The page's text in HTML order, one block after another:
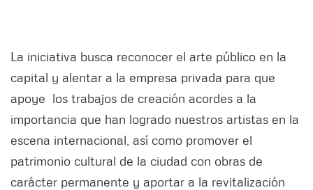
La iniciativa busca reconocer el arte público en la
capital y alentar a la empresa privada para que
apoye los trabajos de creación acordes a la
importancia que han logrado nuestros artistas en la
escena internacional, así como promover el
patrimonio cultural de la ciudad con obras de
carácter permanente y aportar a la revitalización